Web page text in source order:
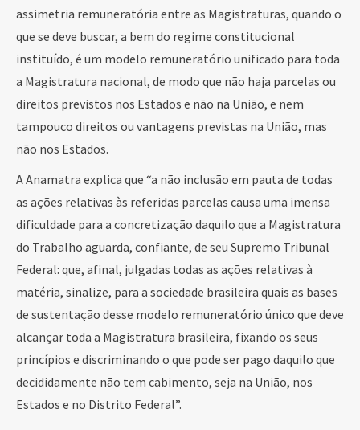
assimetria remuneratória entre as Magistraturas, quando o
que se deve buscar, a bem do regime constitucional
instituído, é um modelo remuneratório unificado para toda
a Magistratura nacional, de modo que não haja parcelas ou
direitos previstos nos Estados e não na União, e nem
tampouco direitos ou vantagens previstas na União, mas
não nos Estados.
A Anamatra explica que “a não inclusão em pauta de todas
as ações relativas às referidas parcelas causa uma imensa
dificuldade para a concretização daquilo que a Magistratura
do Trabalho aguarda, confiante, de seu Supremo Tribunal
Federal: que, afinal, julgadas todas as ações relativas à
matéria, sinalize, para a sociedade brasileira quais as bases
de sustentação desse modelo remuneratório único que deve
alcançar toda a Magistratura brasileira, fixando os seus
princípios e discriminando o que pode ser pago daquilo que
decididamente não tem cabimento, seja na União, nos
Estados e no Distrito Federal”.